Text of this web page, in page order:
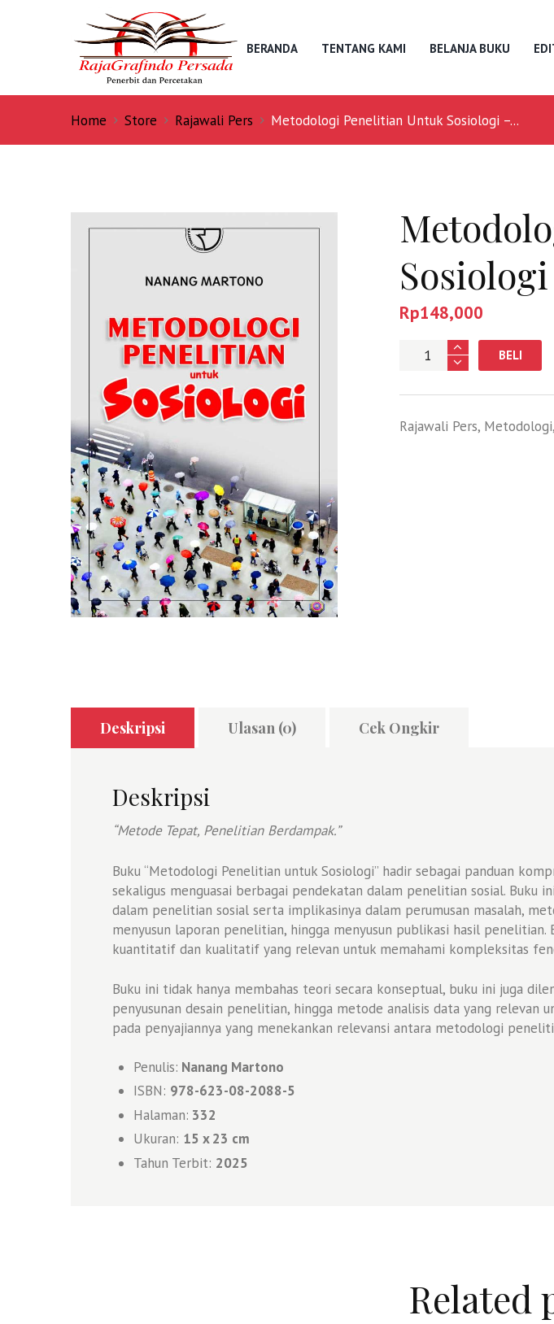
BERANDA TENTANG KAMI BELANJA BUKU
Home Store Rajawali Pers Metodologi Penelitian Untuk Sosiologi –...
Rp148,000
Jumlah BELI
Rajawali Pers, Metodologi,
Deskripsi Ulasan (0) Cek Ongkir
Deskripsi
“Metode Tepat, Penelitian Berdampak.”
Buku “Metodologi Penelitian untuk Sosiologi” hadir sebagai panduan
sekaligus menguasai berbagai pendekatan dalam penelitian sosial. Buku
dalam penelitian sosial serta implikasinya dalam perumusan masalah,
menyusun laporan penelitian, hingga menyusun publikasi hasil
kuantitatif dan kualitatif yang relevan untuk memahami kompleksitas
Buku ini tidak hanya membahas teori secara konseptual, buku ini juga
penyusunan desain penelitian, hingga metode analisis data yang
pada penyajiannya yang menekankan relevansi antara metodologi
Penulis: Nanang Martono
ISBN: 978-623-08-2088-5
Halaman: 332
Ukuran: 15 x 23 cm
Tahun Terbit: 2025
Related